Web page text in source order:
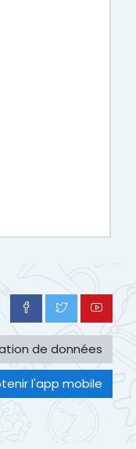
de données
l'app mobile